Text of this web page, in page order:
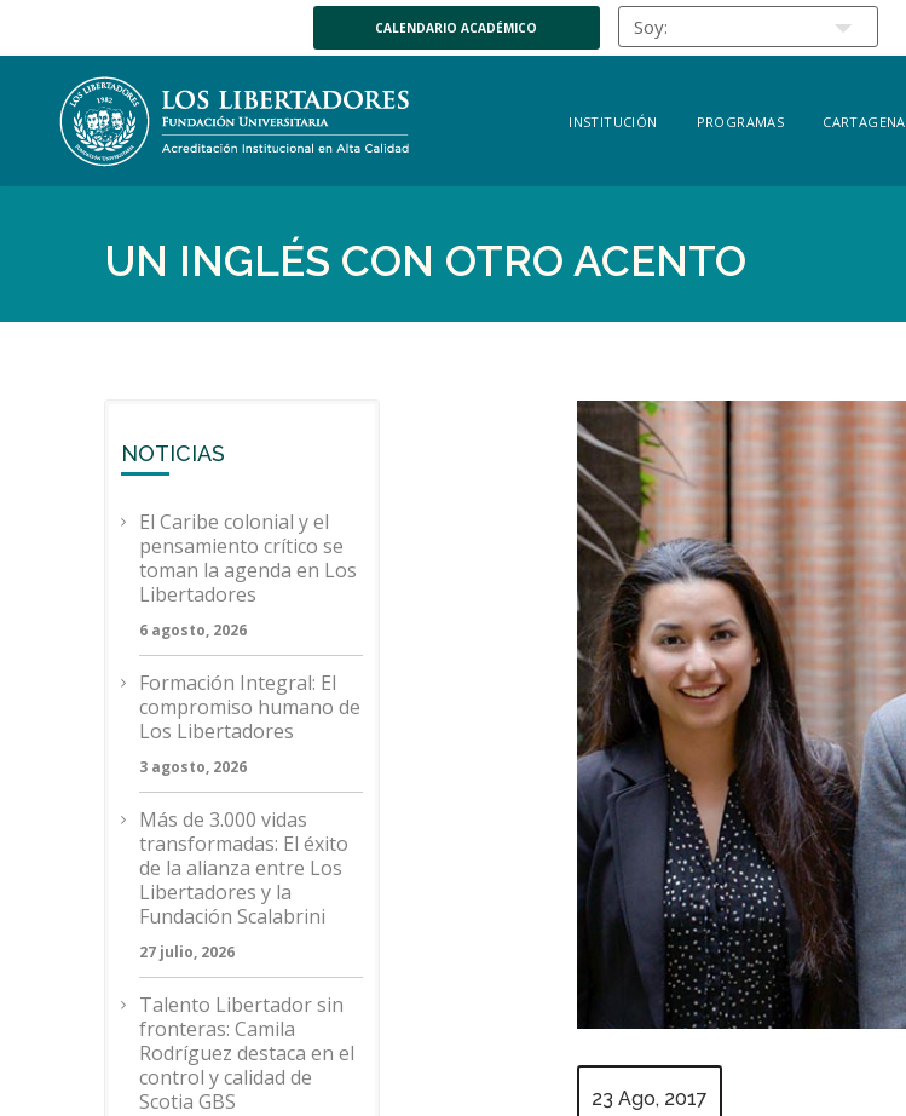
CALENDARIO ACADÉMICO
INSTITUCIÓN PROGRAMAS CARTAGENA
UN INGLÉS CON OTRO ACENTO
23 Ago, 2017
NOTICIAS
El Caribe colonial y el
pensamiento crítico se
toman la agenda en Los
Libertadores
6 agosto, 2026
Formación Integral: El
compromiso humano de
Los Libertadores
3 agosto, 2026
Más de 3.000 vidas
transformadas: El éxito
de la alianza entre Los
Libertadores y la
Fundación Scalabrini
27 julio, 2026
Talento Libertador sin
fronteras: Camila
Rodríguez destaca en el
control y calidad de
Scotia GBS